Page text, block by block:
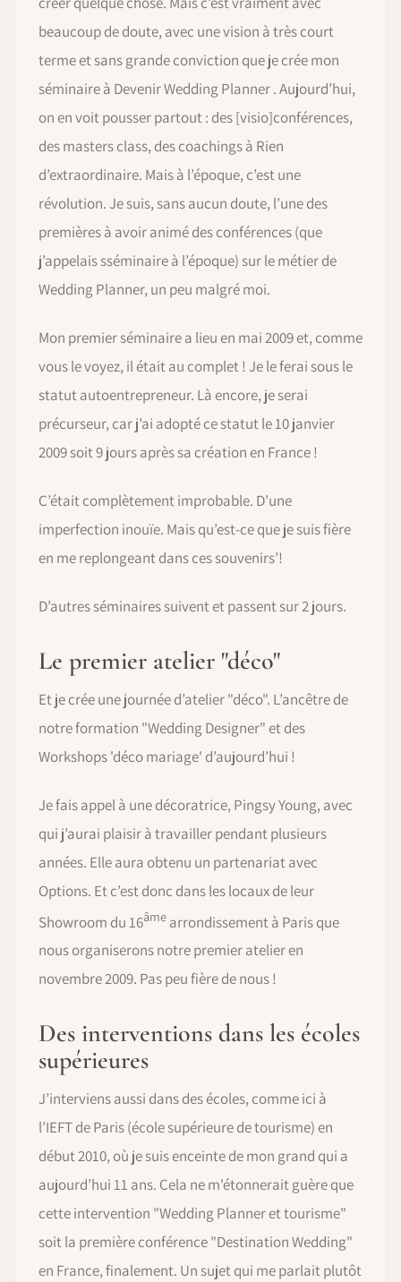
beaucoup de doute, avec une vision à très court
terme et sans grande conviction que je crée mon
séminaire à Devenir Wedding Planner . Aujourd’hui,
on en voit pousser partout : des [visio]conférences,
des masters class, des coachings à Rien
d’extraordinaire. Mais à l’époque, c’est une
révolution. Je suis, sans aucun doute, l’une des
premières à avoir animé des conférences (que
j’appelais sséminaire à l’époque) sur le métier de
Wedding Planner, un peu malgré moi.
Mon premier séminaire a lieu en mai 2009 et, comme
vous le voyez, il était au complet ! Je le ferai sous le
statut autoentrepreneur. Là encore, je serai
précurseur, car j’ai adopté ce statut le 10 janvier
2009 soit 9 jours après sa création en France !
C’était complètement improbable. D’une
imperfection inouïe. Mais qu’est-ce que je suis fière
en me replongeant dans ces souvenirs’!
D’autres séminaires suivent et passent sur 2 jours.
Le premier atelier "déco"
Et je crée une journée d’atelier "déco". L’ancêtre de
notre formation "Wedding Designer" et des
Workshops 'déco mariage' d’aujourd’hui !
Je fais appel à une décoratrice, Pingsy Young, avec
qui j’aurai plaisir à travailler pendant plusieurs
années. Elle aura obtenu un partenariat avec
Options. Et c’est donc dans les locaux de leur
Showroom du 16âme arrondissement à Paris que
nous organiserons notre premier atelier en
novembre 2009. Pas peu fière de nous !
Des interventions dans les écoles
supérieures
J’interviens aussi dans des écoles, comme ici à
l’IEFT de Paris (école supérieure de tourisme) en
début 2010, où je suis enceinte de mon grand qui a
aujourd’hui 11 ans. Cela ne m'étonnerait guère que
cette intervention "Wedding Planner et tourisme"
soit la première conférence "Destination Wedding"
en France, finalement. Un sujet qui me parlait plutôt